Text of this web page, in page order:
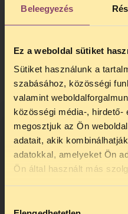
Beleegyezés
Ez a weboldal sütiket
Sütiket használunk a
szabásához, közösségi
valamint
közösségi média-, hirdető-
megosztjuk az Ön
adatait, akik
adatokkal, amelyeket Ön
Ön által használt más
magatartást egy
annak fényében
szabályozná a
esetét, amikor az
jellegét biztosító
[25. § (5)
lehetővé tenné a
azt, hogy a
megzavaró
bekezdés].
Mivel a megtiltott
egyébként is
TELEFONOS
SZÜNET!